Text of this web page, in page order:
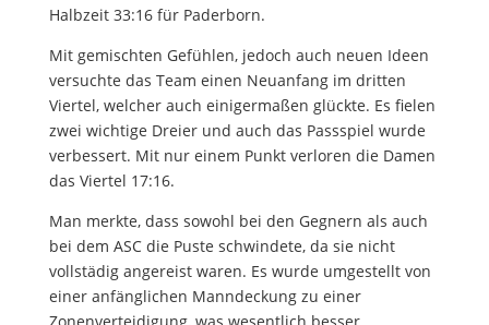
Halbzeit 33:16 für Paderborn.
Mit gemischten Gefühlen, jedoch auch neuen Ideen
versuchte das Team einen Neuanfang im dritten
Viertel, welcher auch einigermaßen glückte. Es fielen
zwei wichtige Dreier und auch das Passspiel wurde
verbessert. Mit nur einem Punkt verloren die Damen
das Viertel 17:16.
Man merkte, dass sowohl bei den Gegnern als auch
bei dem ASC die Puste schwindete, da sie nicht
vollstädig angereist waren. Es wurde umgestellt von
einer anfänglichen Manndeckung zu einer